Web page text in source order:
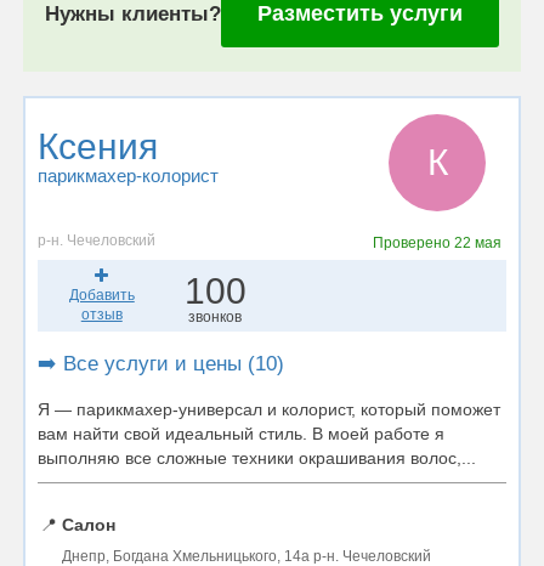
Нужны клиенты? Разместить услуги
Ксения
парикмахер-колорист К
р-н. Чечеловский Проверено22 мая
Добавить
отзыв
100
звонков
➡️ Все услуги и цены (10)
Я — парикмахер-универсал и колорист, который поможет
вам найти свой идеальный стиль. В моей работе я
выполняю все сложные техники окрашивания волос,...
📍 Салон
Днепр, Богдана Хмельницького, 14а р-н. Чечеловский